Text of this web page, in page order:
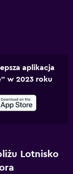
aplikacja
w 2023 roku
Lotnisko